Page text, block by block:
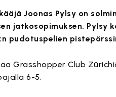
Joonas Pylsy on
jatkosopimuksen. Pylsy
pudotuspelien
Grasshopper Club
6-5.